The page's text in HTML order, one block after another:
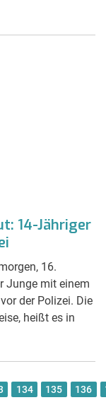
14-Jähriger
16.
Junge mit einem
der Polizei. Die
heißt es in
134 135 136